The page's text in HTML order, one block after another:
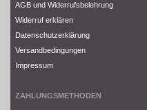
AGB und Widerrufsbelehrung
Widerruf erklären
Datenschutzerklärung
Versandbedingungen
Impressum
ZAHLUNGSMETHODEN